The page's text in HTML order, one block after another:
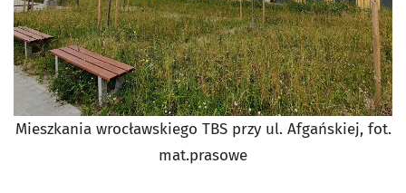
Mieszkania wrocławskiego TBS przy ul. Afgańskiej, fot.
mat.prasowe